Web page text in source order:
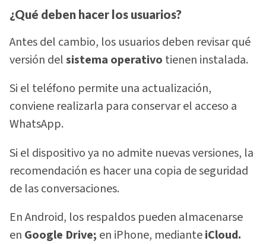
¿Qué deben hacer los usuarios?
Antes del cambio, los usuarios deben revisar qué
versión delsistema operativo tienen instalada.
Si el teléfono permite una actualización,
conviene realizarla para conservar el acceso a
WhatsApp.
Si el dispositivo ya no admite nuevas versiones, la
recomendación es hacer una copia de seguridad
de las conversaciones.
En Android, los respaldos pueden almacenarse
en Google Drive; en iPhone, medianteiCloud.